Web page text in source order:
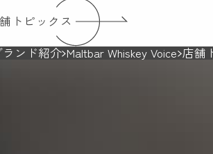
トピックス
ランド紹介 Maltbar Whiskey Voice 店舗